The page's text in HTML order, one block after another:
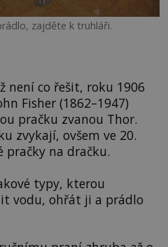
zajděte k truhláři.
není co řešit, roku 1906
Fisher (1862–1947)
pračku zvanou Thor.
zvykají, ovšem ve 20.
pračky na dračku.
typy, kterou
vodu, ohřát ji a prádlo